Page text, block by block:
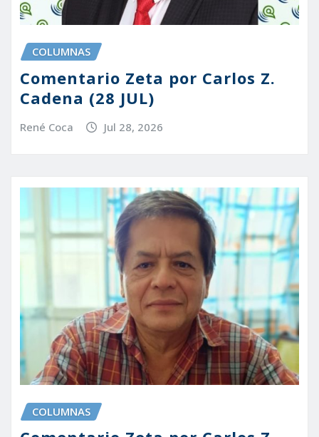
COLUMNAS
Comentario Zeta por Carlos Z.
Cadena (28 JUL)
René Coca Jul 28, 2026
COLUMNAS